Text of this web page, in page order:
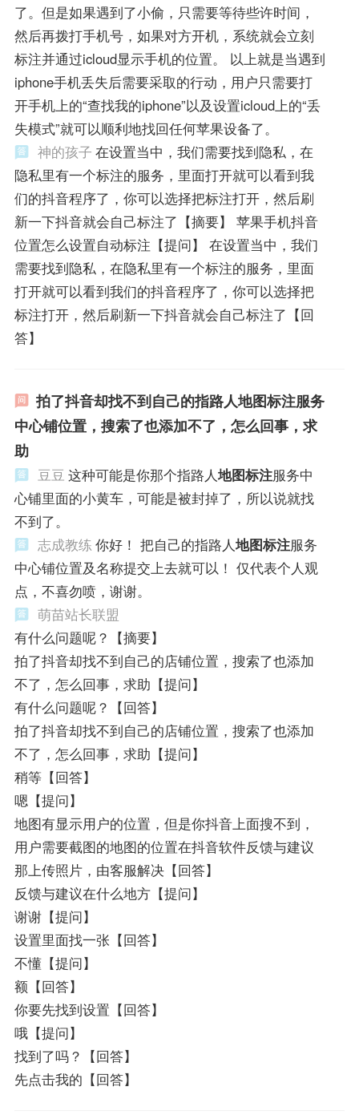
了。但是如果遇到了小偷，只需要等待些许时间，
然后再拨打手机号，如果对方开机，系统就会立刻
标注并通过icloud显示手机的位置。 以上就是当遇到
iphone手机丢失后需要采取的行动，用户只需要打
开手机上的“查找我的iphone”以及设置icloud上的“丢
失模式”就可以顺利地找回任何苹果设备了。
神的孩子 在设置当中，我们需要找到隐私，在
隐私里有一个标注的服务，里面打开就可以看到我
们的抖音程序了，你可以选择把标注打开，然后刷
新一下抖音就会自己标注了【摘要】 苹果手机抖音
位置怎么设置自动标注【提问】 在设置当中，我们
需要找到隐私，在隐私里有一个标注的服务，里面
打开就可以看到我们的抖音程序了，你可以选择把
标注打开，然后刷新一下抖音就会自己标注了【回
答】
拍了抖音却找不到自己的指路人地图标注服务
中心铺位置，搜索了也添加不了，怎么回事，求
助
豆豆 这种可能是你那个指路人地图标注服务中
心铺里面的小黄车，可能是被封掉了，所以说就找
不到了。
志成教练 你好！ 把自己的指路人地图标注服务
中心铺位置及名称提交上去就可以！ 仅代表个人观
点，不喜勿喷，谢谢。
萌苗站长联盟
有什么问题呢？【摘要】
拍了抖音却找不到自己的店铺位置，搜索了也添加
不了，怎么回事，求助【提问】
有什么问题呢？【回答】
拍了抖音却找不到自己的店铺位置，搜索了也添加
不了，怎么回事，求助【提问】
稍等【回答】
嗯【提问】
地图有显示用户的位置，但是你抖音上面搜不到，
用户需要截图的地图的位置在抖音软件反馈与建议
那上传照片，由客服解决【回答】
反馈与建议在什么地方【提问】
谢谢【提问】
设置里面找一张【回答】
不懂【提问】
额【回答】
你要先找到设置【回答】
哦【提问】
找到了吗？【回答】
先点击我的【回答】